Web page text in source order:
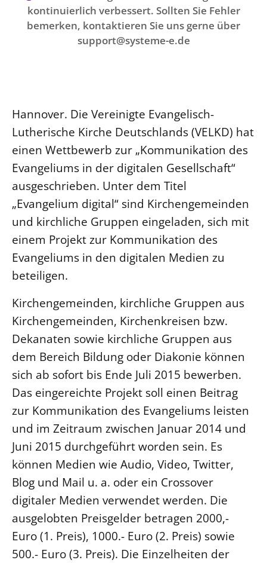
kontinuierlich verbessert. Sollten Sie Fehler
bemerken, kontaktieren Sie uns gerne über
support@systeme-e.de
Hannover. Die Vereinigte Evangelisch-
Lutherische Kirche Deutschlands (VELKD) hat
einen Wettbewerb zur „Kommunikation des
Evangeliums in der digitalen Gesellschaft“
ausgeschrieben. Unter dem Titel
„Evangelium digital“ sind Kirchengemeinden
und kirchliche Gruppen eingeladen, sich mit
einem Projekt zur Kommunikation des
Evangeliums in den digitalen Medien zu
beteiligen.
Kirchengemeinden, kirchliche Gruppen aus
Kirchengemeinden, Kirchenkreisen bzw.
Dekanaten sowie kirchliche Gruppen aus
dem Bereich Bildung oder Diakonie können
sich ab sofort bis Ende Juli 2015 bewerben.
Das eingereichte Projekt soll einen Beitrag
zur Kommunikation des Evangeliums leisten
und im Zeitraum zwischen Januar 2014 und
Juni 2015 durchgeführt worden sein. Es
können Medien wie Audio, Video, Twitter,
Blog und Mail u. a. oder ein Crossover
digitaler Medien verwendet werden. Die
ausgelobten Preisgelder betragen 2000,-
Euro (1. Preis), 1000.- Euro (2. Preis) sowie
500.- Euro (3. Preis). Die Einzelheiten der
Kirche und Finanzen
Personalausschuss
Kollegium
Abteilungen des Landeskirchenamts
Rechnungsprüfungsamt
Fachstelle Sexualisierte Gewalt
Beschwerdestellen
Kirchenämter
Gleichstellung
Datenschutz
Geschäftsstelle Landessynode
27. Landessynode
Kontakt
Hintergrund
MITARBEIT
Ehrenamt
Beruf
Freie Stellen
BIBLIOTHEK & ARCHIV
SERVICE
Älterwerden im Pfarrberuf
Beteiligungsverfahren
Beschwerdestellen
Evangelische Kirche
Lutherische Kirche
Religionen
Gegen Gewalt
KLIMASCHUTZ
Naturschutz
Impressum
Datenschutz
Service für Gemeinden
Suche